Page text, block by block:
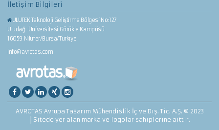
İletişim Bilgileri
ULUTEK Teknoloji Geliştirme Bölgesi No:127
Uludağ Üniversitesi Görükle Kampüsü
16059 Nilüfer/Bursa/Türkiye
info@avrotas.com
AVROTAS Avrupa Tasarım Mühendislik İç ve Dış. Tic. A.Ş. © 2023
│Sitede yer alan marka ve logolar sahiplerine aittir.